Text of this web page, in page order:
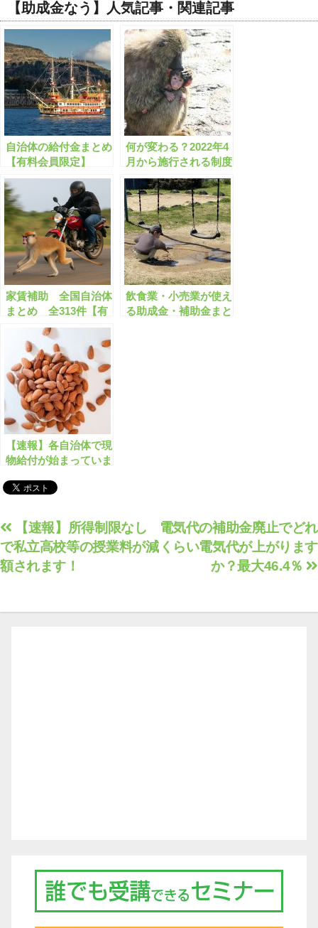
【助成金なう】人気記事・関連記事
自治体の給付金まとめ
【有料会員限定】
何が変わる？2022年4
月から施行される制度
のまとめ 18歳成年/パ
ワハラ防止/個人情報/
賃上げ税制
家賃補助 全国自治体
まとめ 全313件【有
料会員限定】
飲食業・小売業が使え
る助成金・補助金まと
【速報】各自治体で現
物給付が始まっていま
育て/生理用品/医療な
投
稿
ナ
ゲ
電気代の補助金廃止でどれ
くらい電気代が上がります
か？最大46.4％
【速報】所得制限なし
で私立高校等の授業料が減
額されます！